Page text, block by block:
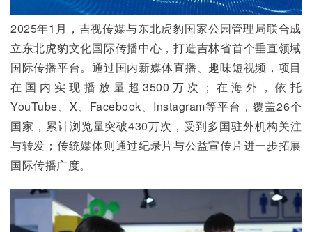
2025年1月，吉视传媒与东北虎豹国家公园管理局联合成
立东北虎豹文化国际传播中心，打造吉林省首个垂直领域
国际传播平台。通过国内新媒体直播、趣味短视频，项目
在国内实现播放量超3500万次；在海外，依托
YouTube、X、Facebook、Instagram等平台，覆盖26个
国家，累计浏览量突破430万次，受到多国驻外机构关注
与转发；传统媒体则通过纪录片与公益宣传片进一步拓展
国际传播广度。